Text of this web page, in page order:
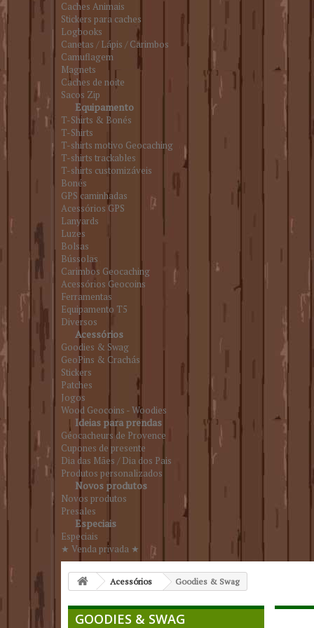
Caches Animais
Stickers para caches
Logbooks
Canetas / Lápis / Carimbos
Camuflagem
Magnets
Caches de noite
Sacos Zip
Equipamento
T-Shirts & Bonés
T-Shirts
T-shirts motivo Geocaching
T-shirts trackables
T-shirts customizáveis
Bonés
GPS caminhadas
Acessórios GPS
Lanyards
Luzes
Bolsas
Bússolas
Carimbos Geocaching
Acessórios Geocoins
Ferramentas
Equipamento T5
Diversos
Acessórios
Goodies & Swag
GeoPins & Crachás
Stickers
Patches
Jogos
Wood Geocoins - Woodies
Ideias para prendas
Géocacheurs de Provence
Cupones de presente
Dia das Mães / Dia dos Pais
Produtos personalizados
Novos produtos
Novos produtos
Presales
Especiais
Especiais
★ Venda privada ★
Acessórios Goodies & Swag
GOODIES & SWAG